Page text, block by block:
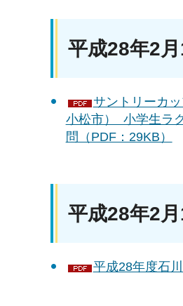
平成28年2
サントリーカ
小松市） 小学生ラ
問（PDF：29KB）
平成28年2
平成28年度石